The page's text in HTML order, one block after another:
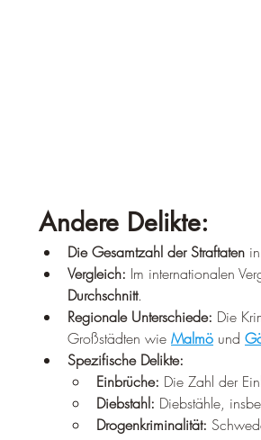
Andere Delikte:
Die Gesamtzahl der Straftaten
Vergleich: Im internationalen
Durchschnitt.
Regionale Unterschiede: Die
Großstädten wie Malmö und
Spezifische Delikte:
Einbrüche: Die Zahl der
Diebstahl: Diebstähle,
Drogenkriminalität: